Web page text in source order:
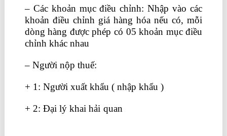
– Các khoản mục điều chỉnh: Nhập vào các
khoản điều chỉnh giá hàng hóa nếu có, mỗi
dòng hàng được phép có 05 khoản mục điều
chỉnh khác nhau
– Người nộp thuế:
+ 1: Người xuất khẩu ( nhập khẩu )
+ 2: Đại lý khai hải quan